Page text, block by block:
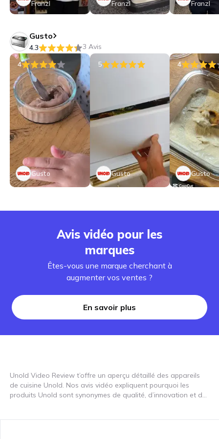
Franzl
Franzl
Franzl
Gusto
4.3
3 Avis
4
Gusto
5
Gusto
4
Gusto
Avis vidéo pour les
marques
Êtes-vous une marque cherchant à
augmenter vos ventes ?
En savoir plus
Unold Video Review t’offre un aperçu détaillé des appareils
de cuisine Unold. Nos avis vidéo expliquent pourquoi les
produits Unold sont synonymes de qualité, d’innovation et de